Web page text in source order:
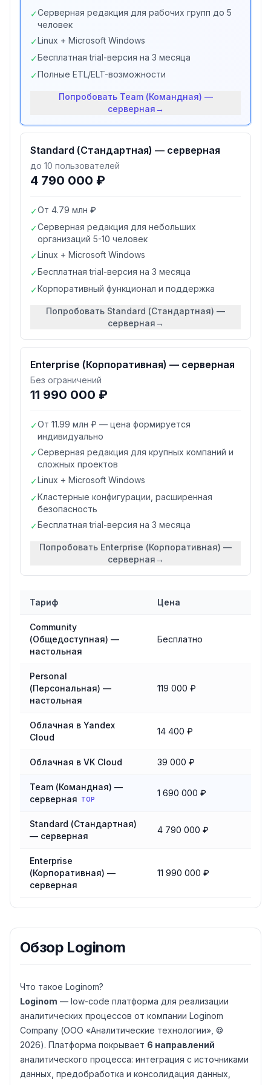
✓Серверная редакция для рабочих групп до 5
человек
✓Linux + Microsoft Windows
✓Бесплатная trial-версия на 3 месяца
✓Полные ETL/ELT-возможности
Попробовать Team (Командная) —
серверная→
Standard (Стандартная) — серверная
до 10 пользователей
4 790 000 ₽
✓От 4.79 млн ₽
✓Серверная редакция для небольших
организаций 5-10 человек
✓Linux + Microsoft Windows
✓Бесплатная trial-версия на 3 месяца
✓Корпоративный функционал и поддержка
Попробовать Standard (Стандартная) —
серверная→
Enterprise (Корпоративная) — серверная
Без ограничений
11 990 000 ₽
✓От 11.99 млн ₽ — цена формируется
индивидуально
✓Серверная редакция для крупных компаний и
сложных проектов
✓Linux + Microsoft Windows
✓Кластерные конфигурации, расширенная
безопасность
✓Бесплатная trial-версия на 3 месяца
Попробовать Enterprise (Корпоративная) —
серверная→
Тариф Цена
Community
(Общедоступная) —
настольная
Бесплатно
Personal
(Персональная) —
настольная
119 000 ₽
Облачная в Yandex
Cloud
14 400 ₽
Облачная в VK Cloud 39 000 ₽
Team (Командная) —
серверная
TOP
1 690 000 ₽
Standard (Стандартная)
— серверная
4 790 000 ₽
Enterprise
(Корпоративная) —
серверная
11 990 000 ₽
Обзор Loginom
Что такое Loginom?
Loginom — low-code платформа для реализации
аналитических процессов от компании Loginom
Company (ООО «Аналитические технологии», ©
2026). Платформа покрывает 6 направлений
аналитического процесса: интеграция с источниками
данных, предобработка и консолидация данных,